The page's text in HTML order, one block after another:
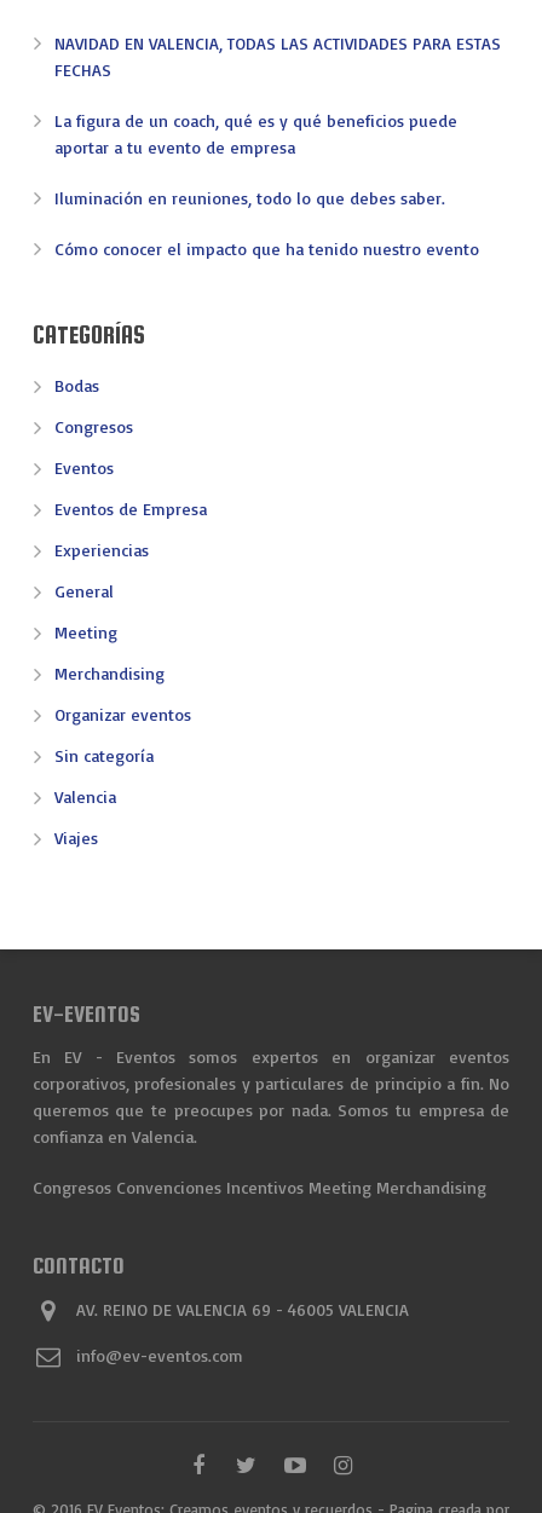
NAVIDAD EN VALENCIA, TODAS LAS ACTIVIDADES PARA ESTAS
FECHAS
La figura de un coach, qué es y qué beneficios puede
aportar a tu evento de empresa
Iluminación en reuniones, todo lo que debes saber.
Cómo conocer el impacto que ha tenido nuestro evento
CATEGORÍAS
Bodas
Congresos
Eventos
Eventos de Empresa
Experiencias
General
Meeting
Merchandising
Organizar eventos
Sin categoría
Valencia
Viajes
EV-EVENTOS
En EV - Eventos somos expertos en organizar eventos
corporativos, profesionales y particulares de principio a fin. No
queremos que te preocupes por nada. Somos tu empresa de
confianza en Valencia.
Congresos Convenciones Incentivos Meeting Merchandising
CONTACTO
AV. REINO DE VALENCIA 69 - 46005 VALENCIA
info@ev-eventos.com